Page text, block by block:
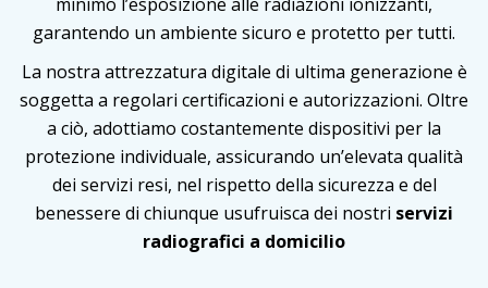
garantendo un ambiente sicuro e protetto per tutti.
La nostra attrezzatura digitale di ultima generazione è
soggetta a regolari certificazioni e autorizzazioni. Oltre
a ciò, adottiamo costantemente dispositivi per la
protezione individuale, assicurando un’elevata qualità
dei servizi resi, nel rispetto della sicurezza e del
benessere di chiunque usufruisca dei nostri servizi
radiografici a domicilio